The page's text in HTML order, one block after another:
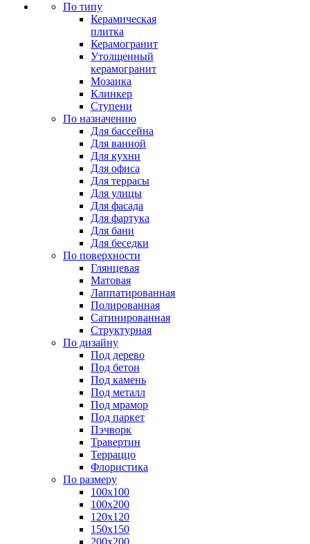
По типу
Керамическая
плитка
Керамогранит
Утолщенный
керамогранит
Мозаика
Клинкер
Ступени
По назначению
Для бассейна
Для ванной
Для кухни
Для офиса
Для террасы
Для улицы
Для фасада
Для фартука
Для бани
Для беседки
По поверхности
Глянцевая
Матовая
Лаппатированная
Полированная
Сатинированная
Структурная
По дизайну
Под дерево
Под бетон
Под камень
Под металл
Под мрамор
Под паркет
Пэчворк
Травертин
Терраццо
Флористика
По размеру
100х100
100х200
120х120
150х150
200х200